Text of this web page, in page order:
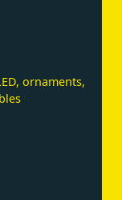
ornaments,